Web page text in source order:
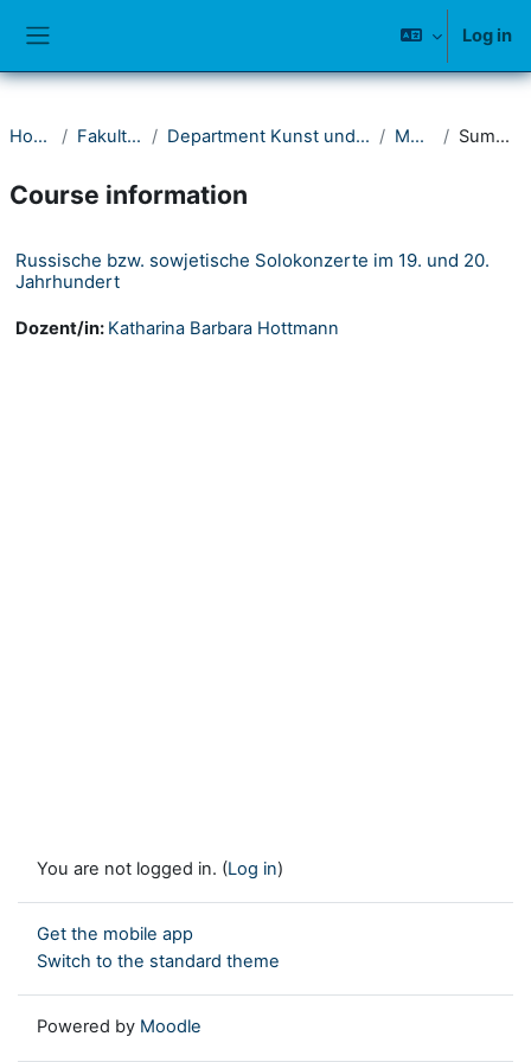
Log in
Home Fakultät II Department Kunst und Musik Musik Summary
Course information
Russische bzw. sowjetische Solokonzerte im 19. und 20.
Jahrhundert
Dozent/in: Katharina Barbara Hottmann
You are not logged in. (Log in)
Get the mobile app
Switch to the standard theme
Powered by Moodle